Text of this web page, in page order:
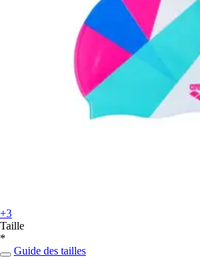
+3
Taille
*
Guide des tailles